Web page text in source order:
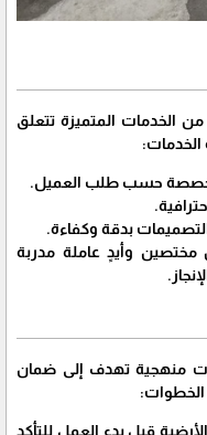
المتميزة تتعلق
حسب طلب العميل.
بدقة وكفاءة.
وأيدٍ عاملة مدربة
منهجية تهدف إلى ضمان
قبل بدء العمل للتأكد